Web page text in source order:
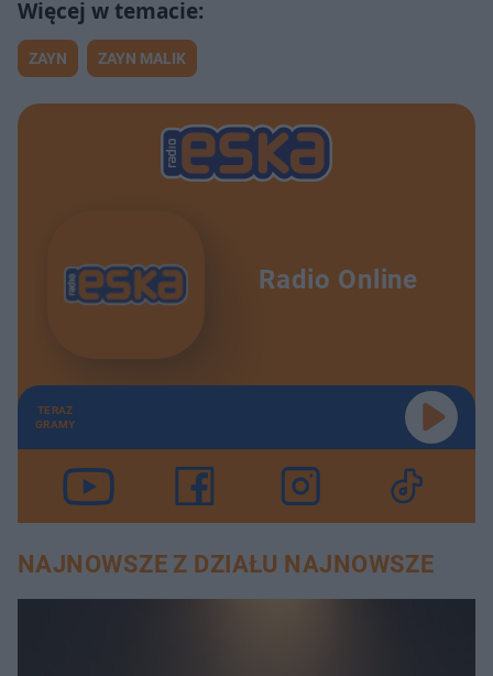
ZAYN ZAYN MALIK
Radio Online
TERAZ
GRAMY
NAJNOWSZE Z DZIAŁU NAJNOWSZE